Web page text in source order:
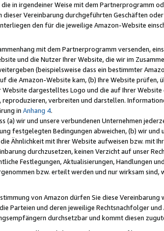
in irgendeiner Weise mit dem Partnerprogramm
dieser Vereinbarung durchgeführten Geschäften
den für die jeweilige Amazon-Website
mit dem Partnerprogramm versenden,
und die Nutzer Ihrer Website, die wir im
(beispielsweise dass ein bestimmter
die Amazon-Website kam, (b) Ihre Website prüfen,
Website dargestelltes Logo und die auf Ihrer
reproduzieren, verbreiten und darstellen.
in Anhang 4.
(a) wir und unsere verbundenen Unternehmen
festgelegten Bedingungen abweichen, (b) wir
Ähnlichkeit mit Ihrer Website aufweisen bzw. mit
durchzusetzen, keinen Verzicht auf unser
Festlegungen, Aktualisierungen, Handlungen
bzw. erteilt werden und nur wirksam
von Amazon dürfen Sie diese
Parteien und deren jeweilige Rechtsnachfolger
durchsetzbar und kommt diesen